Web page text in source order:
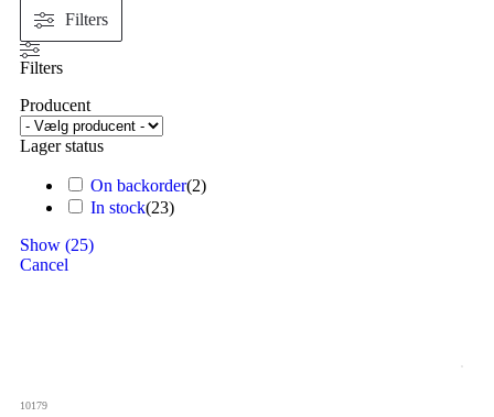
Filters
Filters
Producent
Lager status
On backorder(2)
In stock(23)
Show (25)
Cancel
10179